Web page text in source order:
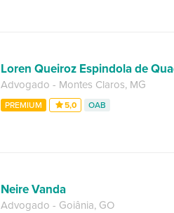
Loren Queiroz Espindola de
Advogado - Montes Claros, MG
PREMIUM 5,0 OAB
Neire Vanda
Advogado - Goiânia, GO